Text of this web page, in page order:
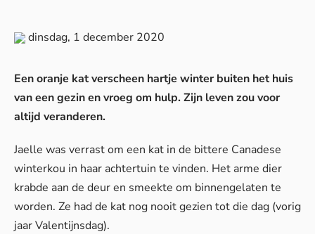
dinsdag, 1 december 2020
Een oranje kat verscheen hartje winter buiten het huis
van een gezin en vroeg om hulp. Zijn leven zou voor
altijd veranderen.
Jaelle was verrast om een kat in de bittere Canadese
winterkou in haar achtertuin te vinden. Het arme dier
krabde aan de deur en smeekte om binnengelaten te
worden. Ze had de kat nog nooit gezien tot die dag (vorig
jaar Valentijnsdag).